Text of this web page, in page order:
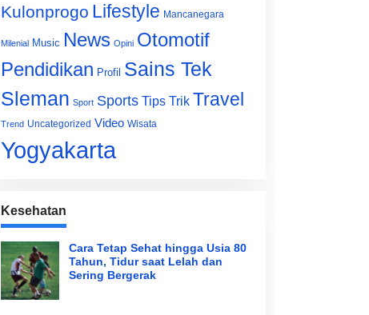
Kulonprogo Lifestyle Mancanegara
Milenial Music News Opini Otomotif
Pendidikan Profil Sains Tek
Sleman Sport Sports Tips Trik Travel
Trend Uncategorized Video Wisata
Yogyakarta
Kesehatan
Cara Tetap Sehat hingga Usia 80
Tahun, Tidur saat Lelah dan
Sering Bergerak